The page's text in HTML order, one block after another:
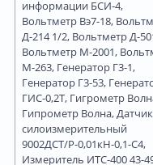
информации БСИ-4,
Вольтметр Вэ7-18,
Д-214 1/2, Вольтметр Д-
Вольтметр М-2001,
М-263, Генератор Г3-1,
Генератор Г3-53,
ГИС-0,2Т, Гигрометр
Гипрометр Волна, Датчик
силоизмерительный
9002ДСТ/Р-0,01кН-0,1-С4,
Измеритель ИТС-400 43-